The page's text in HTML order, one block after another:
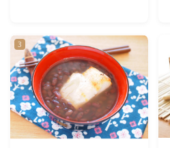
洋菓子 (焼き菓子)
洋菓子 (冷菓)
洋菓子 (その他)